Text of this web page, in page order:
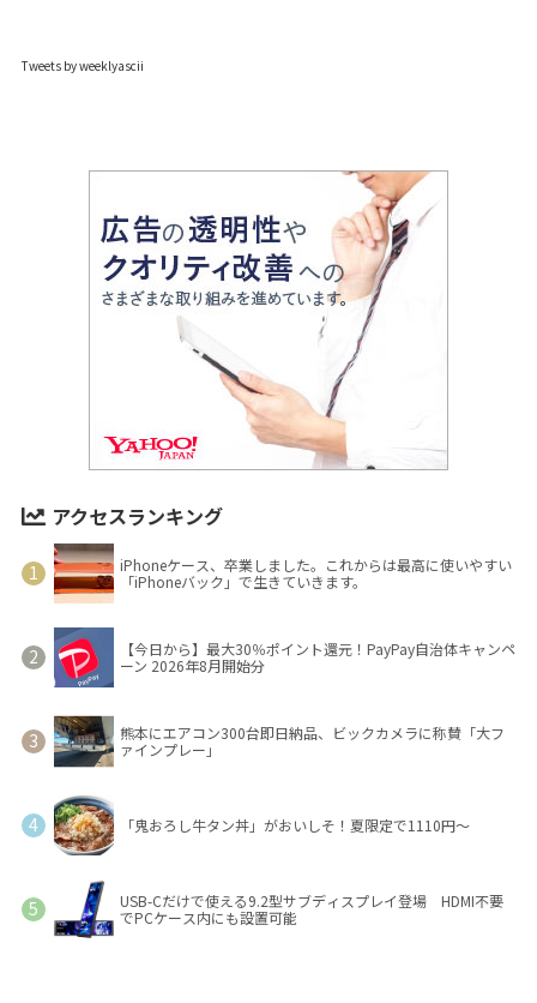
Tweets by weeklyascii
アクセスランキング
iPhoneケース、卒業しました。これからは最高に使いやすい
「iPhoneバック」で生きていきます。
【今日から】最大30％ポイント還元！PayPay自治体キャンペ
ーン 2026年8月開始分
熊本にエアコン300台即日納品、ビックカメラに称賛「大フ
ァインプレー」
「鬼おろし牛タン丼」がおいしそ！夏限定で1110円～
USB-Cだけで使える9.2型サブディスプレイ登場 HDMI不要
でPCケース内にも設置可能